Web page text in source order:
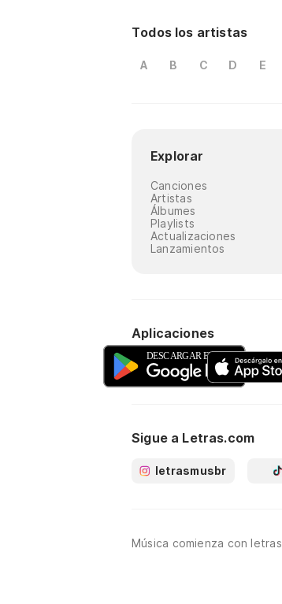
Todos los artistas
A B C D E
Explorar
Canciones
Artistas
Álbumes
Playlists
Actualizaciones
Lanzamientos
Aplicaciones
Sigue a Letras.com
letrasmusbr
Música comienza con letras